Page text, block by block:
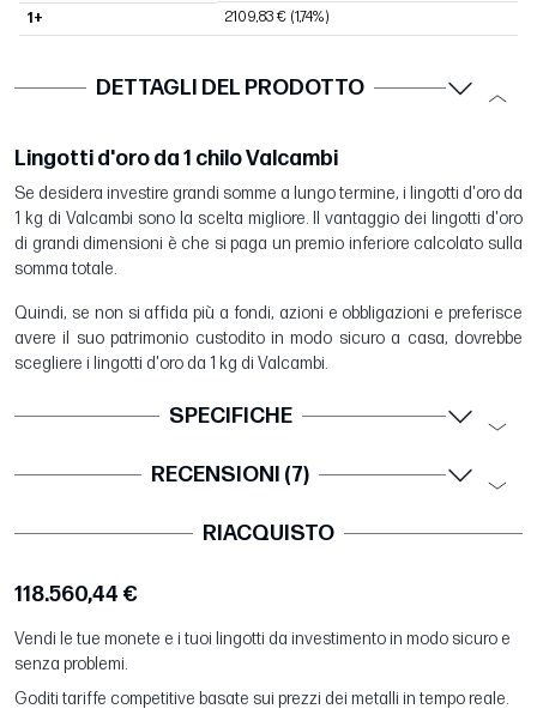
1+ 2109,83 € (1,74%)
DETTAGLI DEL PRODOTTO
Lingotti d'oro da 1 chilo Valcambi
Se desidera investire grandi somme a lungo termine, i lingotti d'oro da
1 kg di Valcambi sono la scelta migliore. Il vantaggio dei lingotti d'oro
di grandi dimensioni è che si paga un premio inferiore calcolato sulla
somma totale.
Quindi, se non si affida più a fondi, azioni e obbligazioni e preferisce
avere il suo patrimonio custodito in modo sicuro a casa, dovrebbe
scegliere i lingotti d'oro da 1 kg di Valcambi.
SPECIFICHE
RECENSIONI (7)
RIACQUISTO
118.560,44 €
Vendi le tue monete e i tuoi lingotti da investimento in modo sicuro e
senza problemi.
Goditi tariffe competitive basate sui prezzi dei metalli in tempo reale.